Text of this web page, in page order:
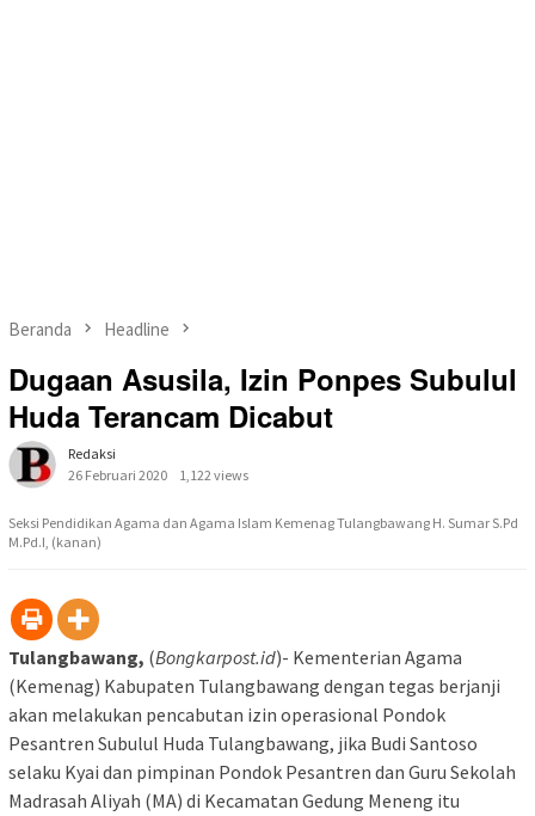
Beranda Headline
Dugaan Asusila, Izin Ponpes Subulul
Huda Terancam Dicabut
Redaksi
26 Februari 2020
1,122 views
Seksi Pendidikan Agama dan Agama Islam Kemenag Tulangbawang H. Sumar S.Pd
M.Pd.I, (kanan)
Tulangbawang, (Bongkarpost.id)- Kementerian Agama
(Kemenag) Kabupaten Tulangbawang dengan tegas berjanji
akan melakukan pencabutan izin operasional Pondok
Pesantren Subulul Huda Tulangbawang, jika Budi Santoso
selaku Kyai dan pimpinan Pondok Pesantren dan Guru Sekolah
Madrasah Aliyah (MA) di Kecamatan Gedung Meneng itu